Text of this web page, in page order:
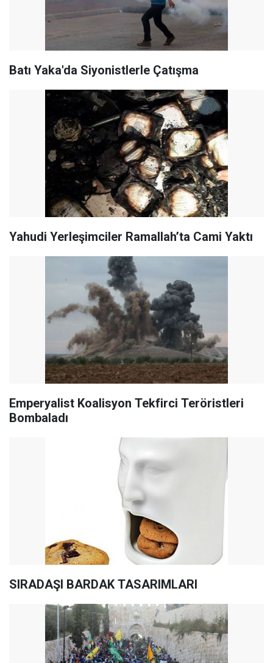
Batı Yaka'da Siyonistlerle Çatışma
Yahudi Yerleşimciler Ramallah’ta Cami Yaktı
Emperyalist Koalisyon Tekfirci Teröristleri
Bombaladı
SIRADAŞI BARDAK TASARIMLARI